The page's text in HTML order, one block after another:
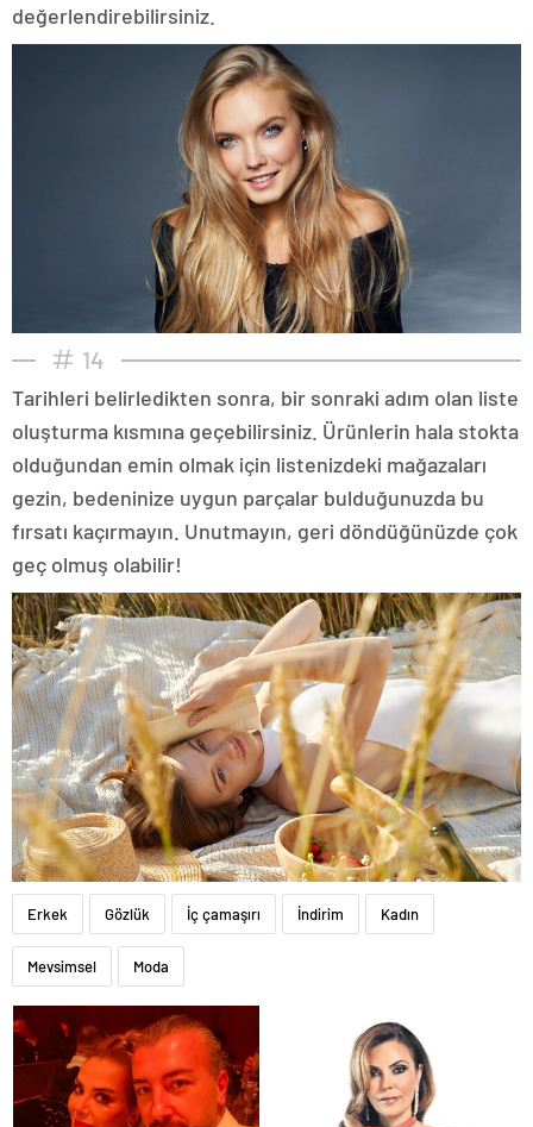
değerlendirebilirsiniz.
14
Tarihleri belirledikten sonra, bir sonraki adım olan liste
oluşturma kısmına geçebilirsiniz. Ürünlerin hala stokta
olduğundan emin olmak için listenizdeki mağazaları
gezin, bedeninize uygun parçalar bulduğunuzda bu
fırsatı kaçırmayın. Unutmayın, geri döndüğünüzde çok
geç olmuş olabilir!
Erkek Gözlük İç çamaşırı İndirim Kadın
Mevsimsel Moda